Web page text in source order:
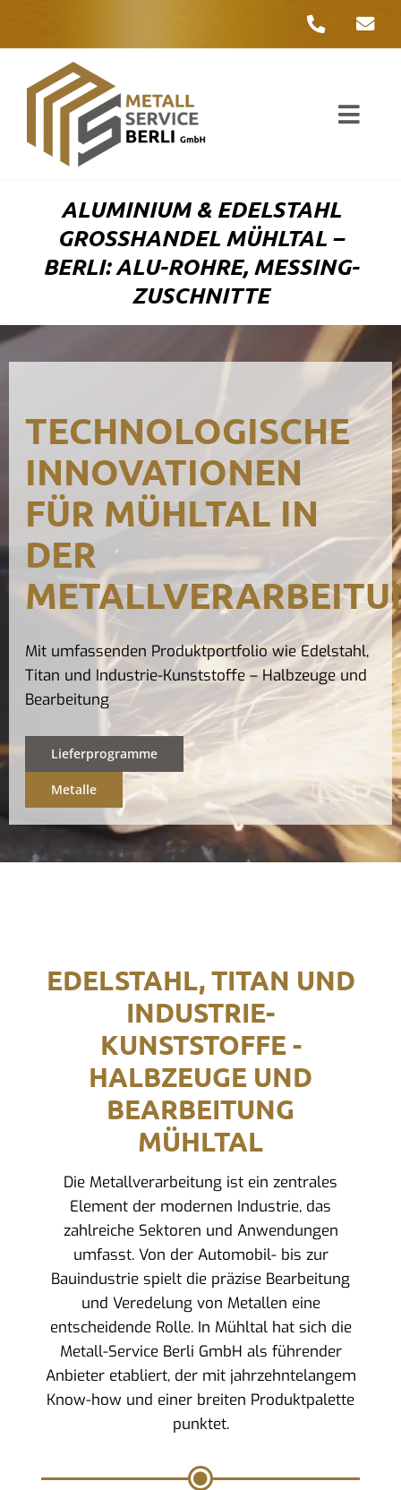
ALUMINIUM & EDELSTAHL
GROSSHANDEL MÜHLTAL – B
ERLI: ALU-ROHRE, MESSING-Z
USCHNITTE
TECHNOLOGISCHE
INNOVATIONEN
FÜR MÜHLTAL IN
DER
Mit umfassenden Produktportfolio wie Edelstahl,
Titan und Industrie-Kunststoffe – Halbzeuge und
Bearbeitung
Lieferprogramme
Metalle
EDELSTAHL, TITAN UND
INDUSTRIE-
KUNSTSTOFFE -
HALBZEUGE UND
BEARBEITUNG
MÜHLTAL
Die Metallverarbeitung ist ein zentrales
Element der modernen Industrie, das
zahlreiche Sektoren und Anwendungen
umfasst. Von der Automobil- bis zur
Bauindustrie spielt die präzise Bearbeitung
und Veredelung von Metallen eine
entscheidende Rolle. In Mühltal hat sich die
Metall-Service Berli GmbH als führender
Anbieter etabliert, der mit jahrzehntelangem
Know-how und einer breiten Produktpalette
punktet.